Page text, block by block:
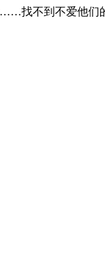
找不到不爱他们